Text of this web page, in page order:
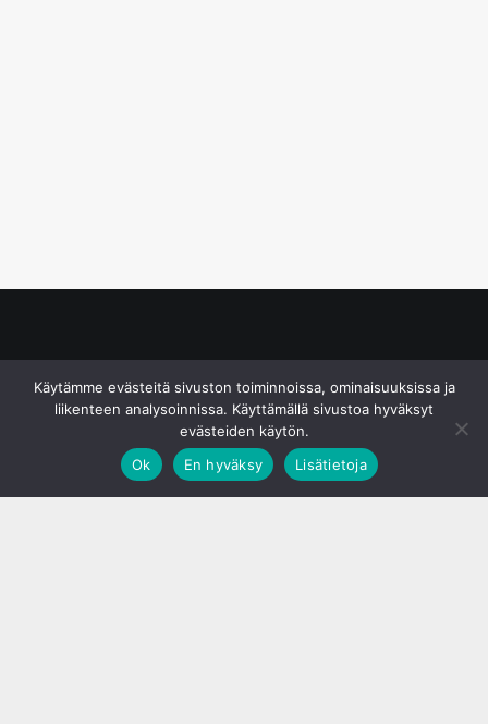
Käytämme evästeitä sivuston toiminnoissa, ominaisuuksissa ja
liikenteen analysoinnissa. Käyttämällä sivustoa hyväksyt
evästeiden käytön.
Ok
En hyväksy Lisätietoja